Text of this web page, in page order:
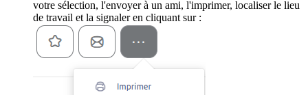
votre sélection, l'envoyer à un ami, l'imprimer, localiser le lieu
de travail et la signaler en cliquant sur :